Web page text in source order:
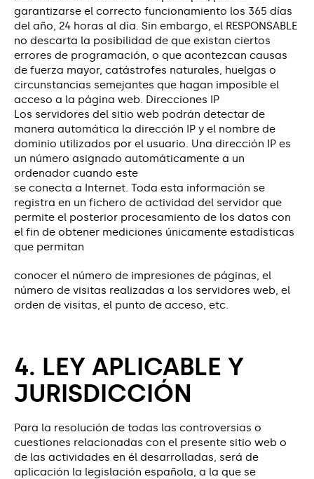
garantizarse el correcto funcionamiento los 365 días
del año, 24 horas al día. Sin embargo, el RESPONSABLE
no descarta la posibilidad de que existan ciertos
errores de programación, o que acontezcan causas
de fuerza mayor, catástrofes naturales, huelgas o
circunstancias semejantes que hagan imposible el
acceso a la página web. Direcciones IP
Los servidores del sitio web podrán detectar de
manera automática la dirección IP y el nombre de
dominio utilizados por el usuario. Una dirección IP es
un número asignado automáticamente a un
ordenador cuando este
se conecta a Internet. Toda esta información se
registra en un fichero de actividad del servidor que
permite el posterior procesamiento de los datos con
el fin de obtener mediciones únicamente estadísticas
que permitan
conocer el número de impresiones de páginas, el
número de visitas realizadas a los servidores web, el
orden de visitas, el punto de acceso, etc.
4. LEY APLICABLE Y
JURISDICCIÓN
Para la resolución de todas las controversias o
cuestiones relacionadas con el presente sitio web o
de las actividades en él desarrolladas, será de
aplicación la legislación española, a la que se